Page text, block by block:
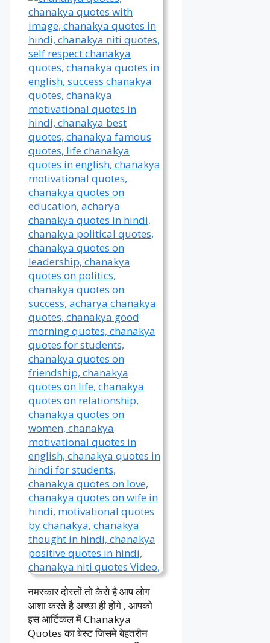
नमस्कार दोस्तों तो कैसे है आप लोग
आशा करते है अच्छा ही होंगे , आपको
इस आर्टिकल में Chanakya
Quotes का बेस्ट जिसमे बेहतरीन